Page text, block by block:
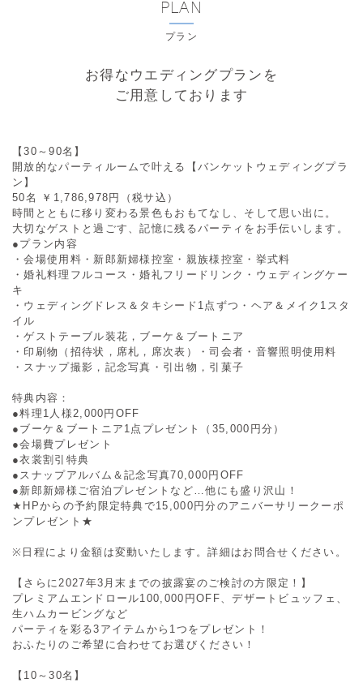
PLAN
プラン
お得なウエディングプランを
ご用意しております
【30～90名】
開放的なパーティルームで叶える【バンケットウェディングプラ
ン】
50名
￥1,786,978円（税サ込）
時間とともに移り変わる景色もおもてなし、そして思い出に。
大切なゲストと過ごす、記憶に残るパーティをお手伝いします。
●プラン内容
・会場使用料・新郎新婦様控室・親族様控室・挙式料
・婚礼料理フルコース・婚礼フリードリンク・ウェディングケー
キ
・ウェディングドレス＆タキシード1点ずつ・ヘア＆メイク1スタ
イル
・ゲストテーブル装花，ブーケ＆ブートニア
・印刷物（招待状，席札，席次表）・司会者・音響照明使用料
・スナップ撮影，記念写真・引出物，引菓子
特典内容：
●料理1人様2,000円OFF
●ブーケ＆ブートニア1点プレゼント（35,000円分）
●会場費プレゼント
●衣裳割引特典
●スナップアルバム＆記念写真70,000円OFF
●新郎新婦様ご宿泊プレゼントなど…他にも盛り沢山！
★HPからの予約限定特典で15,000円分のアニバーサリークーポ
ンプレゼント★
※日程により金額は変動いたします。詳細はお問合せください。
【さらに2027年3月末までの披露宴のご検討の方限定！】
プレミアムエンドロール100,000円OFF、デザートビュッフェ、
生ハムカービングなど
パーティを彩る3アイテムから1つをプレゼント！
おふたりのご希望に合わせてお選びください！
【10～30名】